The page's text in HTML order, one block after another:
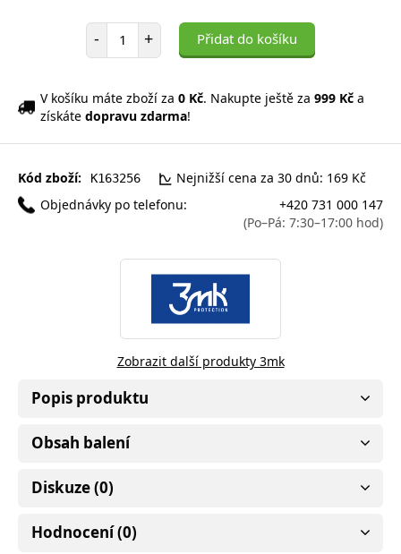
- Počet položek
+ Přidat do košíku
V košíku máte zboží za 0 Kč. Nakupte ještě za 999 Kč a
získáte dopravu zdarma!
Kód zboží: K163256
Nejnižší cena za 30 dnů: 169 Kč
Objednávky po telefonu:
+420 731 000 147
(Po–Pá: 7:30–17:00 hod)
Zobrazit další produkty 3mk
Popis produktu
Obsah balení
Diskuze (0)
Hodnocení (0)